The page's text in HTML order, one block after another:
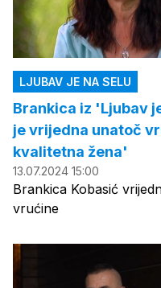
LJUBAV JE NA SELU
Brankica iz 'Ljubav
je vrijedna unatoč
kvalitetna žena'
13.07.2024 15:00
Brankica Kobasić
vrućine